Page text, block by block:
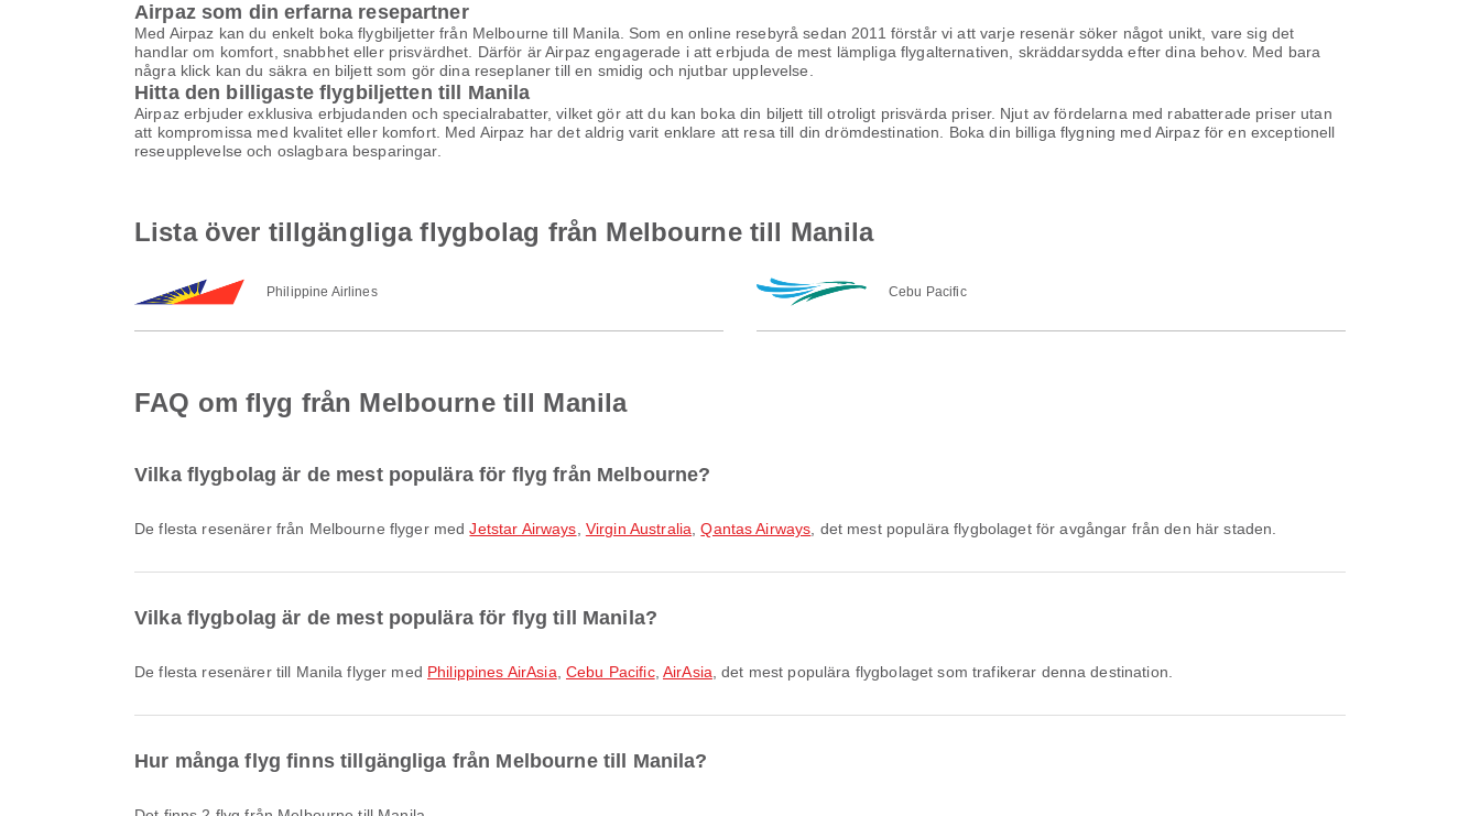
Airpaz som din erfarna resepartner
Med Airpaz kan du enkelt boka flygbiljetter från Melbourne till Manila. Som en online resebyrå sedan 2011 förstår vi att varje resenär söker något unikt, vare sig det
handlar om komfort, snabbhet eller prisvärdhet. Därför är Airpaz engagerade i att erbjuda de mest lämpliga flygalternativen, skräddarsydda efter dina behov. Med bara
några klick kan du säkra en biljett som gör dina reseplaner till en smidig och njutbar upplevelse.
Hitta den billigaste flygbiljetten till Manila
Airpaz erbjuder exklusiva erbjudanden och specialrabatter, vilket gör att du kan boka din biljett till otroligt prisvärda priser. Njut av fördelarna med rabatterade priser utan
att kompromissa med kvalitet eller komfort. Med Airpaz har det aldrig varit enklare att resa till din drömdestination. Boka din billiga flygning med Airpaz för en exceptionell
reseupplevelse och oslagbara besparingar.
Lista över tillgängliga flygbolag från Melbourne till Manila
Philippine Airlines Cebu Pacific
FAQ om flyg från Melbourne till Manila
Vilka flygbolag är de mest populära för flyg från Melbourne?
De flesta resenärer från Melbourne flyger medJetstar Airways Virgin Australia ,Qantas Airways , det mest populära flygbolaget för avgångar från den här staden.
Vilka flygbolag är de mest populära för flyg till Manila?
De flesta resenärer till Manila flyger med Philippines AirAsia Cebu Pacific, AirAsia , det mest populära flygbolaget som trafikerar denna destination.
Hur många flyg finns tillgängliga från Melbourne till Manila?